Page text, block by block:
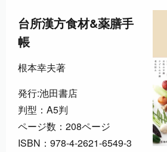
台所漢方食材&薬膳手
帳
根本幸夫著
発行:池田書店
判型：A5判
ページ数：208ページ
ISBN：978-4-2621-6549-3